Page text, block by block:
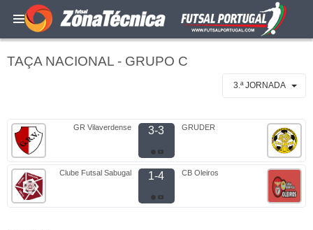
TAÇA NACIONAL - GRUPO C
3.ª JORNADA
GR Vilaverdense 3-3 GRUDER
Clube Futsal Sabugal 1-4 CB Oleiros